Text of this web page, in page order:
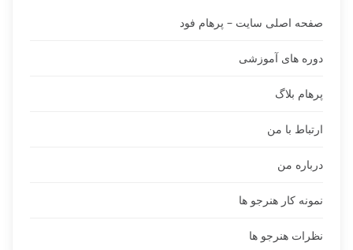
صفحه اصلی سایت – پرهام فود
دوره های آموزشی
پرهام بلاگ
ارتباط با من
درباره من
نمونه کار هنرجو ها
نظرات هنرجو ها